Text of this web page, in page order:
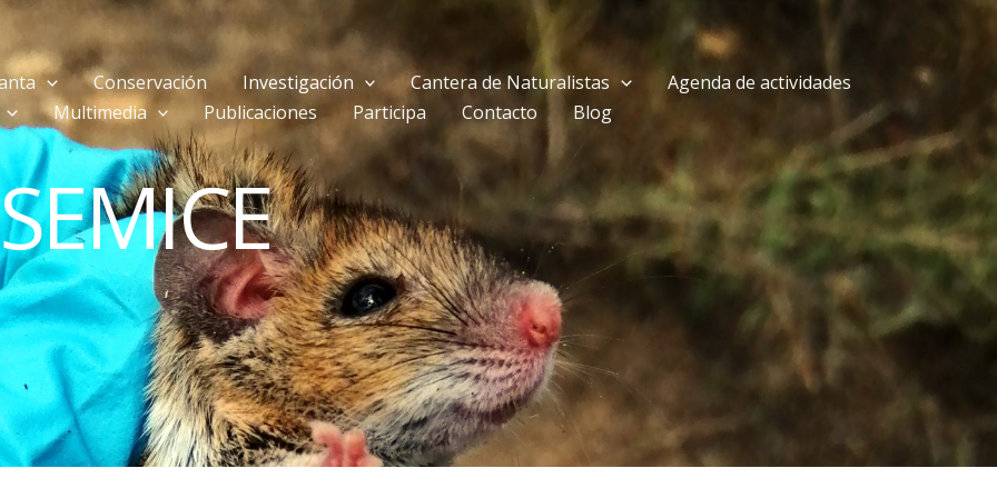
Conservación Investigación Cantera de Naturalistas
Agenda de actividades
Multimedia Publicaciones Participa Contacto Blog
SEMICE